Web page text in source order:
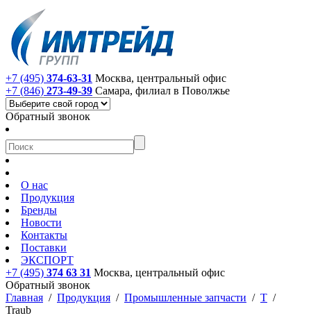
+7 (495) 374-63-31 Москва, центральный офис
+7 (846) 273-49-39 Самара, филиал в Поволжье
Обратный звонок
О нас
Продукция
Бренды
Новости
Контакты
Поставки
ЭКСПОРТ
+7 (495) 374 63 31 Москва, центральный офис
Обратный звонок
Главная / Продукция / Промышленные запчасти / T /
Traub